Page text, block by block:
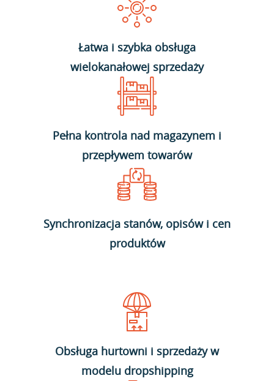
Łatwa i szybka obsługa
wielokanałowej sprzedaży
Pełna kontrola nad magazynem i
przepływem towarów
Synchronizacja stanów, opisów i cen
produktów
Obsługa hurtowni i sprzedaży w
modelu dropshipping